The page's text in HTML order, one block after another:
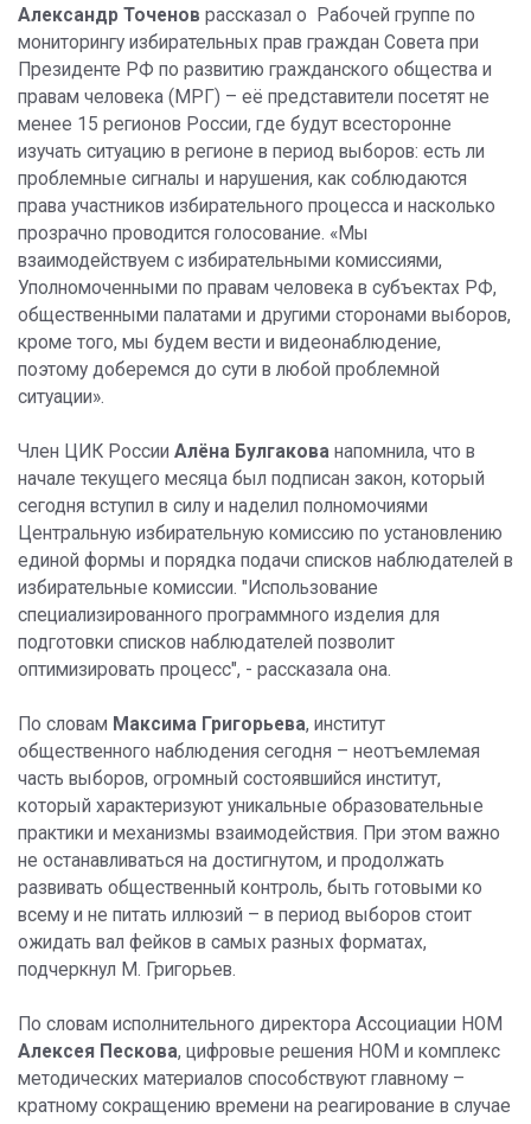
Александр Точенов рассказал о Рабочей группе по
мониторингу избирательных прав граждан Совета при
Президенте РФ по развитию гражданского общества и
правам человека (МРГ) – её представители посетят не
менее 15 регионов России, где будут всесторонне
изучать ситуацию в регионе в период выборов: есть ли
проблемные сигналы и нарушения, как соблюдаются
права участников избирательного процесса и насколько
прозрачно проводится голосование. «Мы
взаимодействуем с избирательными комиссиями,
Уполномоченными по правам человека в субъектах РФ,
общественными палатами и другими сторонами выборов,
кроме того, мы будем вести и видеонаблюдение,
поэтому доберемся до сути в любой проблемной
ситуации».
Член ЦИК России Алёна Булгакова напомнила, что в
начале текущего месяца был подписан закон, который
сегодня вступил в силу и наделил полномочиями
Центральную избирательную комиссию по установлению
единой формы и порядка подачи списков наблюдателей в
избирательные комиссии. "Использование
специализированного программного изделия для
подготовки списков наблюдателей позволит
оптимизировать процесс", - рассказала она.
По словам Максима Григорьева, институт
общественного наблюдения сегодня – неотъемлемая
часть выборов, огромный состоявшийся институт,
который характеризуют уникальные образовательные
практики и механизмы взаимодействия. При этом важно
не останавливаться на достигнутом, и продолжать
развивать общественный контроль, быть готовыми ко
всему и не питать иллюзий – в период выборов стоит
ожидать вал фейков в самых разных форматах,
подчеркнул М. Григорьев.
По словам исполнительного директора Ассоциации НОМ
Алексея Пескова, цифровые решения НОМ и комплекс
методических материалов способствуют главному –
кратному сокращению времени на реагирование в случае